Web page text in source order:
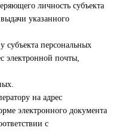
личность субъекта
указанного
персональных
электронной почты,
на адрес
электронного документа
с